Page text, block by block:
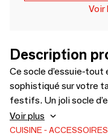
Voir
Description
Ce socle d’essuie-tout
sophistiqué sur votre
festifs. Un joli socle
fait pas que supporter
aussi office de petite
Voir plus
CUISINE